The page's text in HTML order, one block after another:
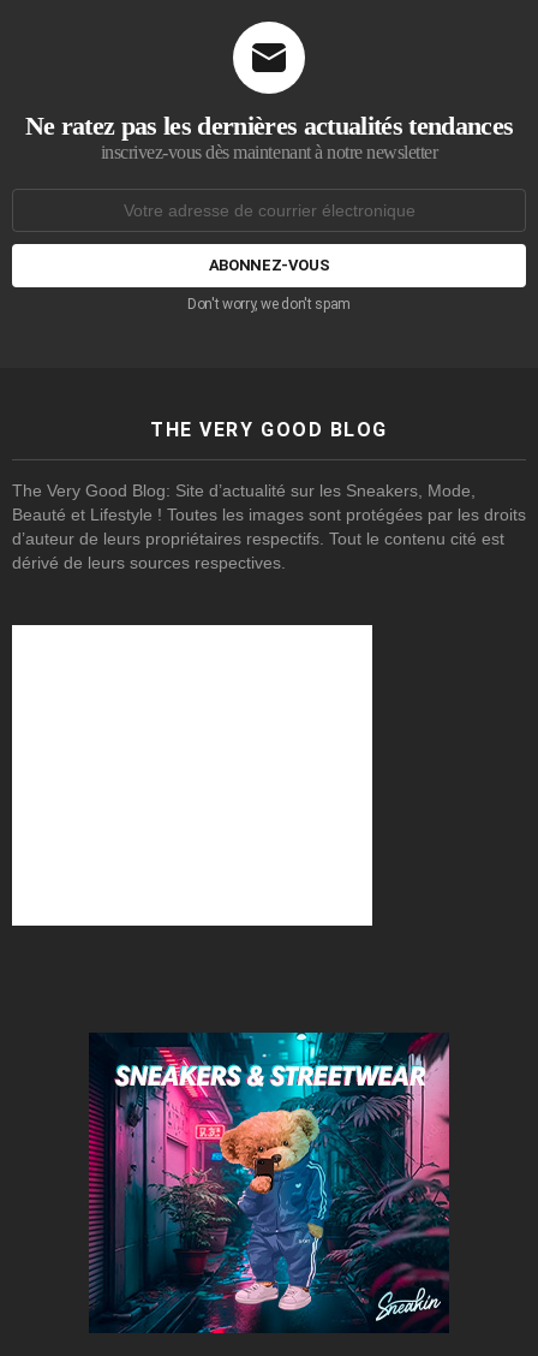
Ne ratez pas les dernières actualités tendances
inscrivez-vous dès maintenant à notre newsletter
courrier
Don't worry, we don't spam
THE VERY GOOD BLOG
The Very Good Blog: Site d’actualité sur les Sneakers, Mode,
Beauté et Lifestyle ! Toutes les images sont protégées par les droits
d’auteur de leurs propriétaires respectifs. Tout le contenu cité est
dérivé de leurs sources respectives.